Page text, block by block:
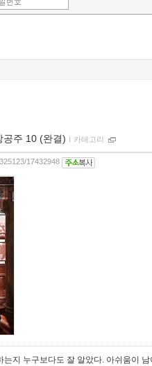
공주 10 (완결) ｌ 카테고리
17432948
는지 누구보다도 잘 알았다. 아쉬움이